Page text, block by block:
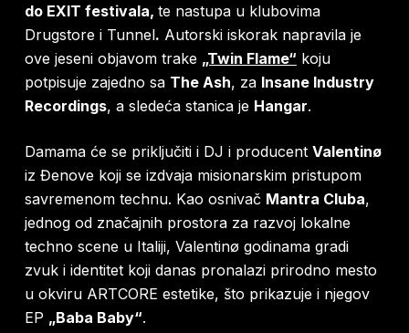
do EXIT festivala, te nastupa u klubovima
Drugstore i Tunnel. Autorski iskorak napravila je
ove jeseni objavom trake „Twin Flame“ koju
potpisuje zajedno sa The Ash, za Insane Industry
Recordings, a sledeća stanica je Hangar.
Damama će se priključiti i DJ i producent Valentinø
iz Đenove koji se izdvaja misionarskim pristupom
savremenom technu. Kao osnivač Mantra Cluba,
jednog od značajnih prostora za razvoj lokalne
techno scene u Italiji, Valentinø godinama gradi
zvuk i identitet koji danas pronalazi prirodno mesto
u okviru ARTCORE estetike, što prikazuje i njegov
EP „Baba Baby“.